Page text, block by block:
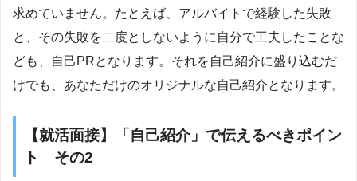
求めていません。たとえば、アルバイトで経験した失敗
と、その失敗を二度としないように自分で工夫したことな
ども、自己PRとなります。それを自己紹介に盛り込むだ
けでも、あなただけのオリジナルな自己紹介となります。
【就活面接】「自己紹介」で伝えるべきポイン
ト その2